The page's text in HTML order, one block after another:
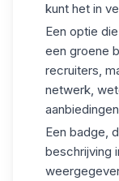
kunt het in
Een optie
een groene
recruiters,
netwerk,
Een badge,
beschrijving